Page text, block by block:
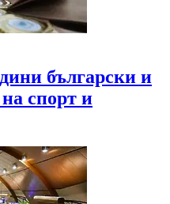
български и
спорт и